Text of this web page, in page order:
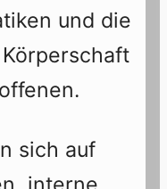
und die
sich auf